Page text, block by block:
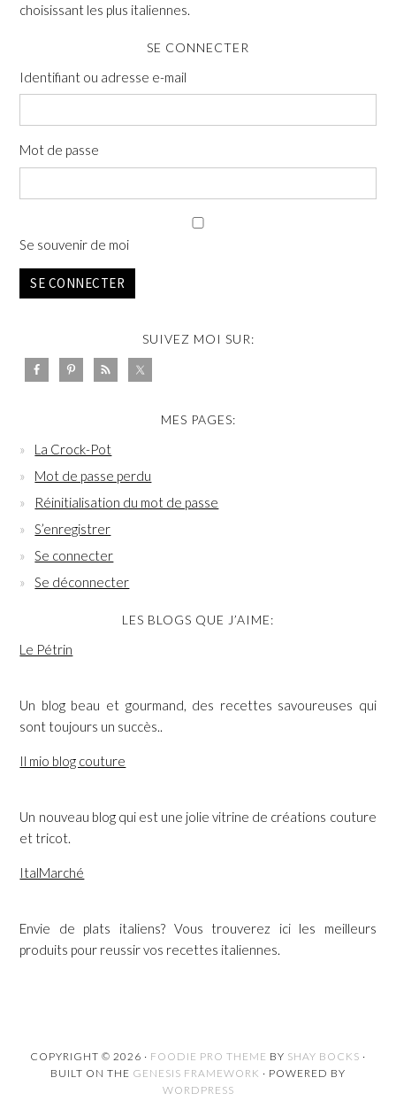
choisissant les plus italiennes.
SE CONNECTER
Identifiant ou adresse e-mail
Mot de passe
Se souvenir de moi
SE CONNECTER
SUIVEZ MOI SUR:
MES PAGES:
La Crock-Pot
Mot de passe perdu
Réinitialisation du mot de passe
S’enregistrer
Se connecter
Se déconnecter
LES BLOGS QUE J’AIME:
Le Pétrin
Un blog beau et gourmand, des recettes savoureuses qui
sont toujours un succès..
Il mio blog couture
Un nouveau blog qui est une jolie vitrine de créations couture
et tricot.
ItalMarché
Envie de plats italiens? Vous trouverez ici les meilleurs
produits pour reussir vos recettes italiennes.
COPYRIGHT © 2026 · FOODIE PRO THEME BY SHAY BOCKS ·
BUILT ON THE GENESIS FRAMEWORK · POWERED BY
WORDPRESS